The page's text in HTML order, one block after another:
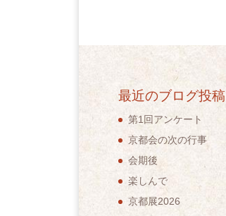
最近のブログ投稿
第1回アンケート
京都会の次の行事
会期後
楽しんで
京都展2026